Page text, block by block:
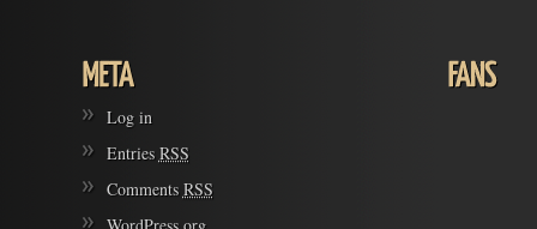
Log in
Entries RSS
Comments RSS